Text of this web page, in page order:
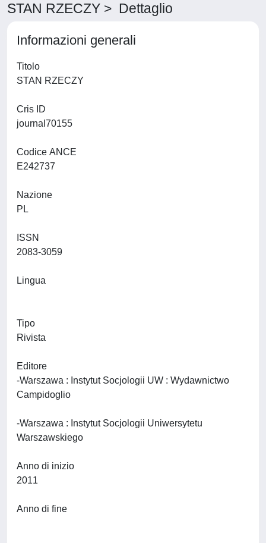
STAN RZECZY > Dettaglio
Informazioni generali
Titolo
Cris ID
Codice ANCE
Nazione
ISSN
Lingua
Tipo
Rivista
Editore
-Warszawa : Instytut Socjologii UW : Wydawnictwo
Campidoglio
-Warszawa : Instytut Socjologii Uniwersytetu
Anno di inizio
Anno di fine